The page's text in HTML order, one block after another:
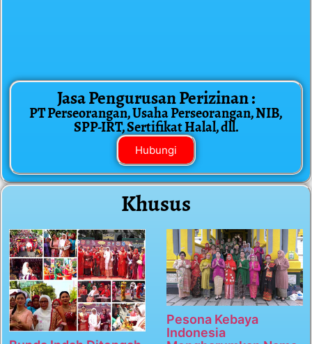
Jasa Pengurusan Perizinan :
PT Perseorangan, Usaha Perseorangan, NIB,
SPP-IRT, Sertifikat Halal, dll.
Hubungi
Khusus
Pesona Kebaya
Indonesia